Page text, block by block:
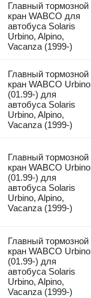
Главный тормозной
кран WABCO для
автобуса Solaris
Urbino, Alpino,
Vacanza (1999-)
Главный тормозной
кран WABCO Urbino
(01.99-) для
автобуса Solaris
Urbino, Alpino,
Vacanza (1999-)
Главный тормозной
кран WABCO Urbino
(01.99-) для
автобуса Solaris
Urbino, Alpino,
Vacanza (1999-)
Главный тормозной
кран WABCO Urbino
(01.99-) для
автобуса Solaris
Urbino, Alpino,
Vacanza (1999-)